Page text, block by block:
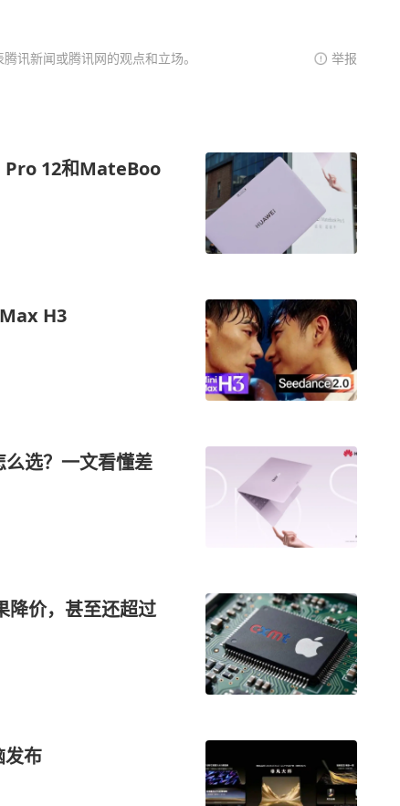
讯新闻或腾讯网的观点和立场。 举报
Pro 12和MateBoo
H3
选？一文看懂差
降价，甚至还超过
发布